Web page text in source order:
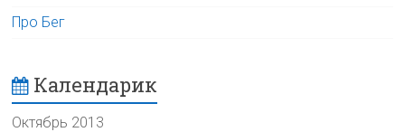
Про Бег
Календарик
Октябрь 2013